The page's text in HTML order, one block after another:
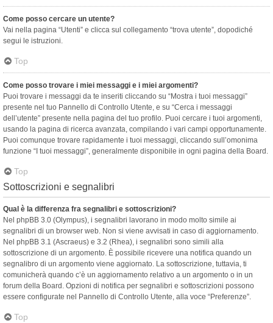
Come posso cercare un utente?
Vai nella pagina “Utenti” e clicca sul collegamento “trova utente”, dopodiché
segui le istruzioni.
Top
Come posso trovare i miei messaggi e i miei argomenti?
Puoi trovare i messaggi da te inseriti cliccando su “Mostra i tuoi messaggi”
presente nel tuo Pannello di Controllo Utente, e su “Cerca i messaggi
dell’utente” presente nella pagina del tuo profilo. Puoi cercare i tuoi argomenti,
usando la pagina di ricerca avanzata, compilando i vari campi opportunamente.
Puoi comunque trovare rapidamente i tuoi messaggi, cliccando sull’omonima
funzione “I tuoi messaggi”, generalmente disponibile in ogni pagina della Board.
Top
Sottoscrizioni e segnalibri
Qual è la differenza fra segnalibri e sottoscrizioni?
Nel phpBB 3.0 (Olympus), i segnalibri lavorano in modo molto simile ai
segnalibri di un browser web. Non si viene avvisati in caso di aggiornamento.
Nel phpBB 3.1 (Ascraeus) e 3.2 (Rhea), i segnalibri sono simili alla
sottoscrizione di un argomento. È possibile ricevere una notifica quando un
segnalibro di un argomento viene aggiornato. La sottoscrizione, tuttavia, ti
comunicherà quando c’è un aggiornamento relativo a un argomento o in un
forum della Board. Opzioni di notifica per segnalibri e sottoscrizioni possono
essere configurate nel Pannello di Controllo Utente, alla voce “Preferenze”.
Top